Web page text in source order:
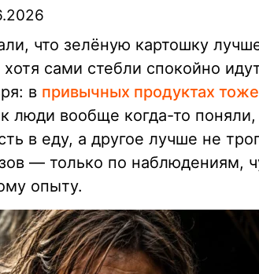
что зелёную картошку
сами стебли спокойно
в привычных продуктах
люди вообще когда-то
в еду, а другое лучше не
— только по наблюдениям,
опыту.